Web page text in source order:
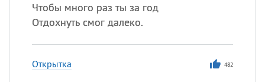
Чтобы много раз ты за год
Отдохнуть смог далеко.
Открытка 482